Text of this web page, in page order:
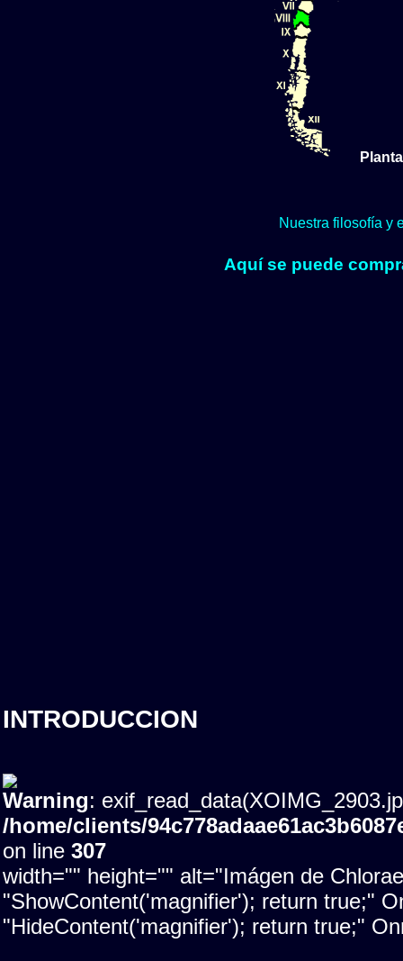
Nuestra filosofía y
Aquí se puede
INTRODUCCION
Warning:
/home/clients/
on line 307
width="" height="" alt="Imágen de
"ShowContent('magnifier'); return true;"
"HideContent('magnifier'); return true;"